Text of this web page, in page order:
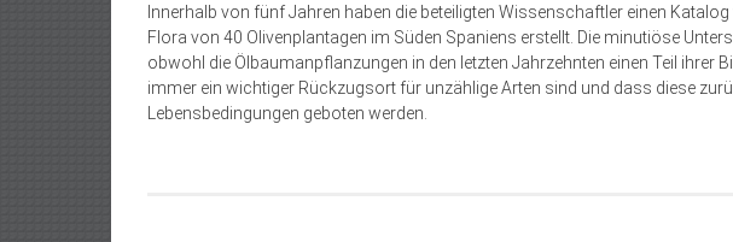
Innerhalb von fünf Jahren haben die beteiligten Wissenschaftler einen
Flora von 40 Olivenplantagen im Süden Spaniens erstellt. Die minutiöse
obwohl die Ölbaumanpflanzungen in den letzten Jahrzehnten einen Teil ihrer
immer ein wichtiger Rückzugsort für unzählige Arten sind und dass diese
Lebensbedingungen geboten werden.